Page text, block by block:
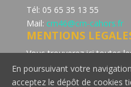
Tél: 05 65 35 13 55
Mail: cm46@cm-cahors.fr
MENTIONS
Vous trouverez ici toutes
concernant la politique de
Chambre de Métiers et
En poursuivant votre
acceptez le dépôt de cookies